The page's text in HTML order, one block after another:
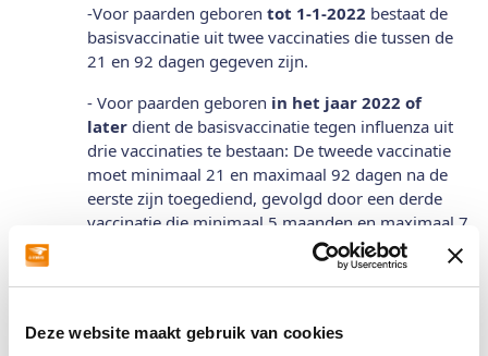
Deze website maakt gebruik van cookies
-Voor paarden geboren tot 1-1-2022 bestaat de
basisvaccinatie uit twee vaccinaties die tussen de
21 en 92 dagen gegeven zijn.
- Voor paarden geboren in het jaar 2022 of
later dient de basisvaccinatie tegen influenza uit
drie vaccinaties te bestaan: De tweede vaccinatie
moet minimaal 21 en maximaal 92 dagen na de
eerste zijn toegediend, gevolgd door een derde
vaccinatie die minimaal 5 maanden en maximaal 7
maanden na de tweede vaccinatie moet zijn
toegediend (voorbeeld: wanneer een paard op 1
januari 2023 zijn tweede vaccinatie heeft gekregen
augustus 2023 zijn toegediend). In de periode